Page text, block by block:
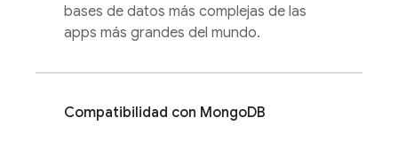
bases de datos más complejas de las
apps más grandes del mundo.
Compatibilidad con MongoDB